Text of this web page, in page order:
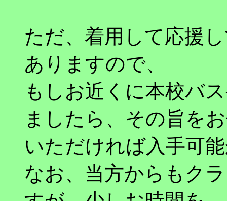
ただ、着用して応援
ありますので、
もしお近くに本校バ
ましたら、その旨を
いただければ入手可
なお、当方からもク